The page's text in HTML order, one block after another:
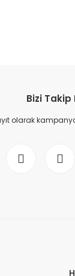
Bizi Takip
olarak